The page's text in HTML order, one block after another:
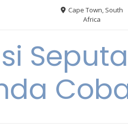
Cape Town, South
Africa